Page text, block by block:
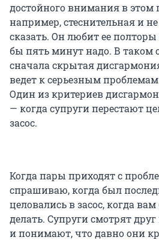
достойного внимания в этом
например, стеснительная и
сказать. Он любит ее
бы пять минут надо. В таком
сначала скрытая
ведет к серьезным
Один из критериев
— когда супруги перестают
засос.
Когда пары приходят с
спрашиваю, когда был
целовались в засос, когда
делать. Супруги смотрят
и понимают, что давно они